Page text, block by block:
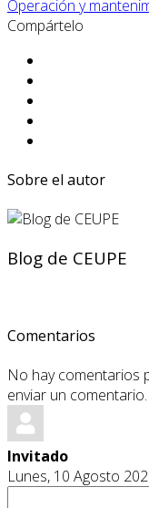
Operación y
Compártelo
Sobre el autor
Blog de CEUPE
Comentarios
No hay comentarios
enviar un comentario.
Invitado
Lunes, 10 Agosto